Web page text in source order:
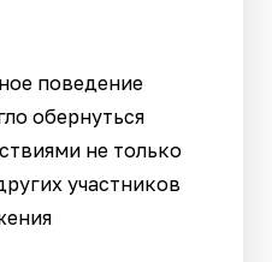
поведение
обернуться
не только
участников